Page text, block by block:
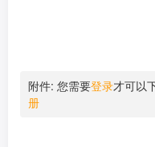
附件: 您需要登录才可以
册